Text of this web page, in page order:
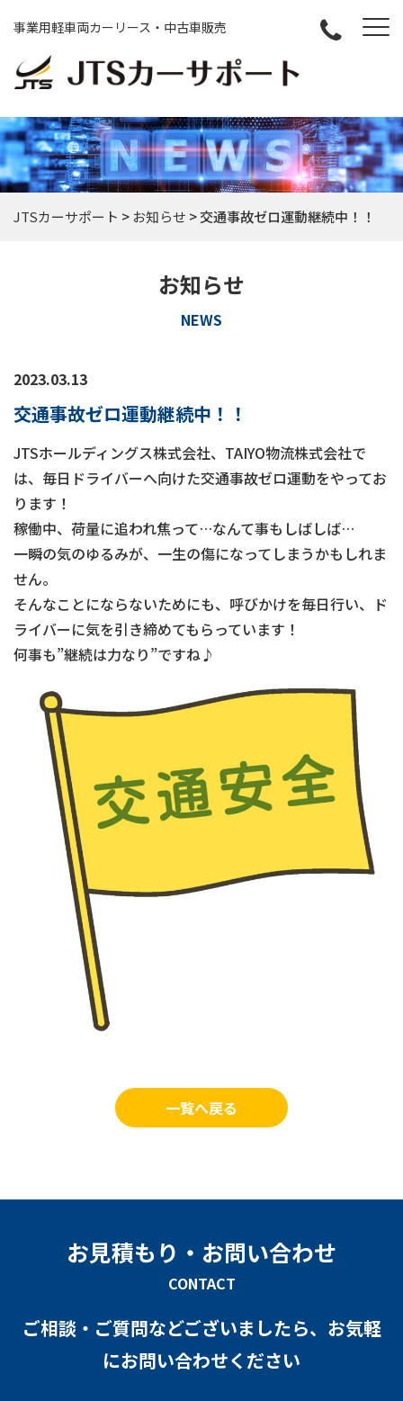
事業用軽車両カーリース・中古車販売
JTSカーサポート > お知らせ >交通事故ゼロ運動継続中！！
お知らせ
NEWS
2023.03.13
交通事故ゼロ運動継続中！！
JTSホールディングス株式会社、TAIYO物流株式会社で
は、毎日ドライバーへ向けた交通事故ゼロ運動をやってお
ります！
稼働中、荷量に追われ焦って…なんて事もしばしば…
一瞬の気のゆるみが、一生の傷になってしまうかもしれま
せん。
そんなことにならないためにも、呼びかけを毎日行い、ド
ライバーに気を引き締めてもらっています！
何事も”継続は力なり”ですね♪
一覧へ戻る
お見積もり・お問い合わせ
CONTACT
ご相談・ご質問などございましたら、お気軽
にお問い合わせください